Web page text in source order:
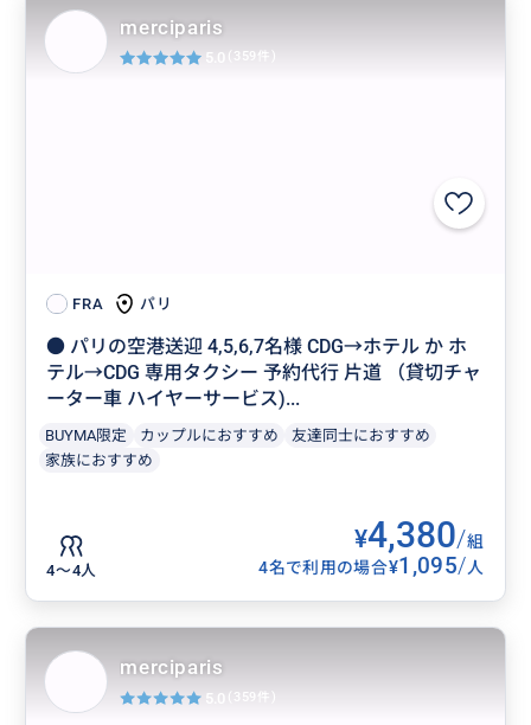
FRA パリ
● パリの空港送迎 4,5,6,7名様 CDG→ホテル か ホ
テル→CDG 専用タクシー 予約代行 片道 （貸切チャ
ーター車 ハイヤーサービス)...
BUYMA限定 カップルにおすすめ
友達同士におすすめ
家族におすすめ
4〜4人
¥4,380/組
4名で利用の場合¥1,095/人
merciparis
5.0 (359件)
merciparis
5.0 (359件)